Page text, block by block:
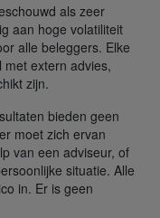
als zeer
aan hoge volatiliteit
alle beleggers. Elke
extern advies,
zijn.
bieden geen
moet zich ervan
van een adviseur, of
situatie. Alle
in. Er is geen